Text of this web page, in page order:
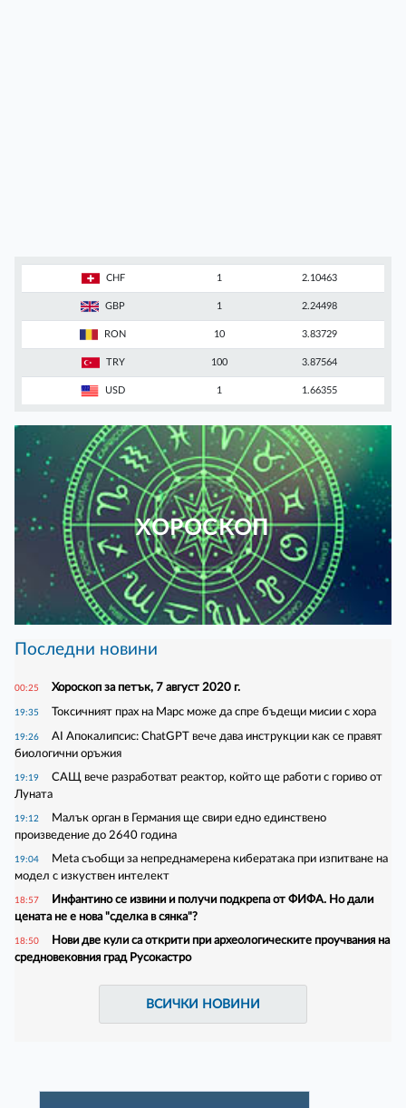
CHF 1 2.10463
GBP 1 2.24498
RON 10 3.83729
TRY 100 3.87564
USD 1 1.66355
ХОРОСКОП
Последни новини
00:25 Хороскоп за петък, 7 август 2020 г.
19:35 Токсичният прах на Марс може да спре бъдещи мисии с хора
19:26
AI Апокалипсис: ChatGPT вече дава инструкции как се правят
биологични оръжия
19:19
САЩ вече разработват реактор, който ще работи с гориво от
Луната
19:12
Малък орган в Германия ще свири едно единствено
произведение до 2640 година
19:04
Meta съобщи за непреднамерена кибератака при изпитване на
модел с изкуствен интелект
18:57
Инфантино се извини и получи подкрепа от ФИФА. Но дали
цената не е нова "сделка в сянка"?
18:50
Нови две кули са открити при археологическите проучвания на
средновековния град Русокастро
ВСИЧКИ НОВИНИ